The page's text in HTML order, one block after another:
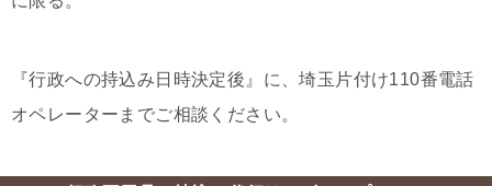
『行政への持込み日時決定後』に、埼玉片付け110番電話
オペレーターまでご相談ください。